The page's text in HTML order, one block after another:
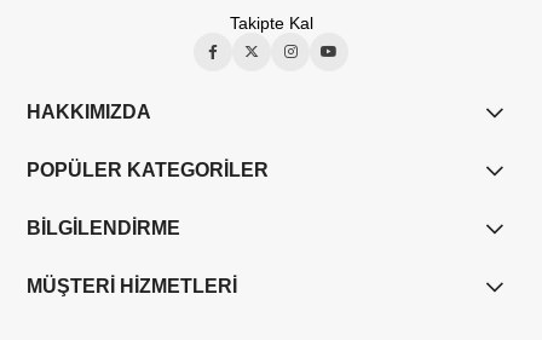
Takipte Kal
HAKKIMIZDA
POPÜLER KATEGORİLER
BİLGİLENDİRME
MÜŞTERİ HİZMETLERİ